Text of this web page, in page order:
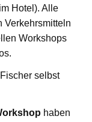
Hotel). Alle
Verkehrsmitteln
Workshops
selbst
haben